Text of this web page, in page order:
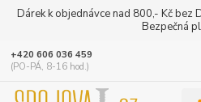
Dárek k objednávce nad 800,- Kč bez
Bezpečná
+420 606 036 459
(PO-PÁ, 8-16 hod.)